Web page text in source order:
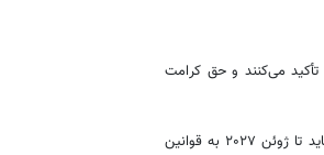
تأکید می‌کنند و حق کرامت
اتحادیه اروپا در سال ۲۰۲۴ دستورالعملی برای مقابله با خشونت علیه زنان تصویب کرد که باید تا ژوئن ۲۰۲۷ به قوانین